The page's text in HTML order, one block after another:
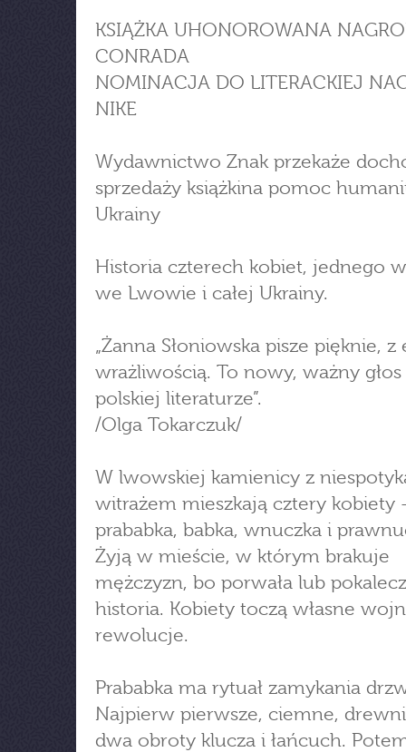
KSIĄŻKA UHONOROWANA
CONRADA
NOMINACJA DO LITERACKIEJ
NIKE
Wydawnictwo Znak przekaże
sprzedaży książkina pomoc
Ukrainy
Historia czterech kobiet, jednego
we Lwowie i całej Ukrainy.
„Żanna Słoniowska pisze pięknie,
wrażliwością. To nowy, ważny
polskiej literaturze”.
/Olga Tokarczuk/
W lwowskiej kamienicy z
witrażem mieszkają cztery kobiety
prababka, babka, wnuczka i
Żyją w mieście, w którym brakuje
mężczyzn, bo porwała lub
historia. Kobiety toczą własne
rewolucje.
Prababka ma rytuał zamykania
Najpierw pierwsze, ciemne,
dwa obroty klucza i łańcuch.